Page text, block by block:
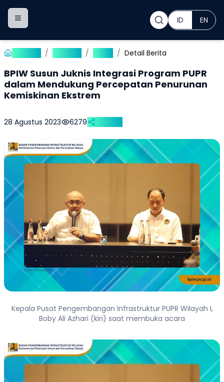
Toggle navigation menu ID EN
/ / / Detail Berita
BPIW Susun Juknis Integrasi Program PUPR
dalam Mendukung Percepatan Penurunan
Kemiskinan Ekstrem
28 Agustus 2023 6279
Kepala Pusat Pengembangan Infrastruktur PUPR Wilayah I,
Boby Ali Azhari (kiri) saat membuka acara